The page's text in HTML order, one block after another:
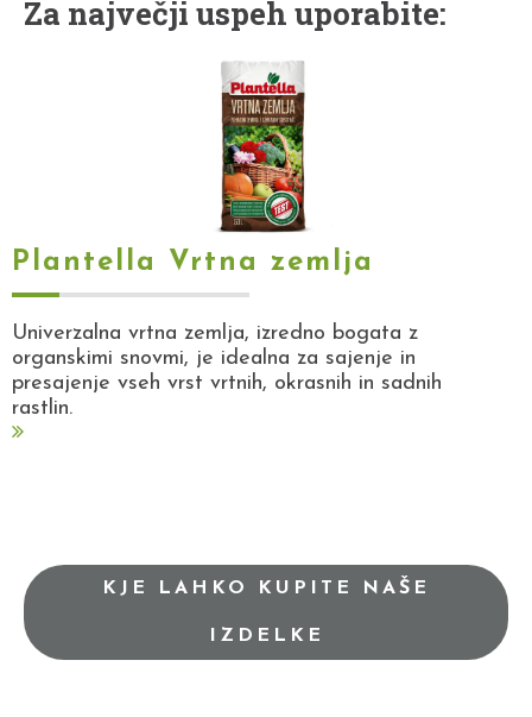
Za največji uspeh uporabite:
Plantella Vrtna zemlja
Univerzalna vrtna zemlja, izredno bogata z
organskimi snovmi, je idealna za sajenje in
presajenje vseh vrst vrtnih, okrasnih in sadnih
rastlin.
KJE LAHKO KUPITE NAŠE
IZDELKE